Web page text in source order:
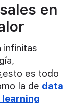
en
infinitas
es todo
la de data
learning